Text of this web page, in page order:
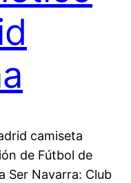
camiseta
de Fútbol de
Ser Navarra: Club